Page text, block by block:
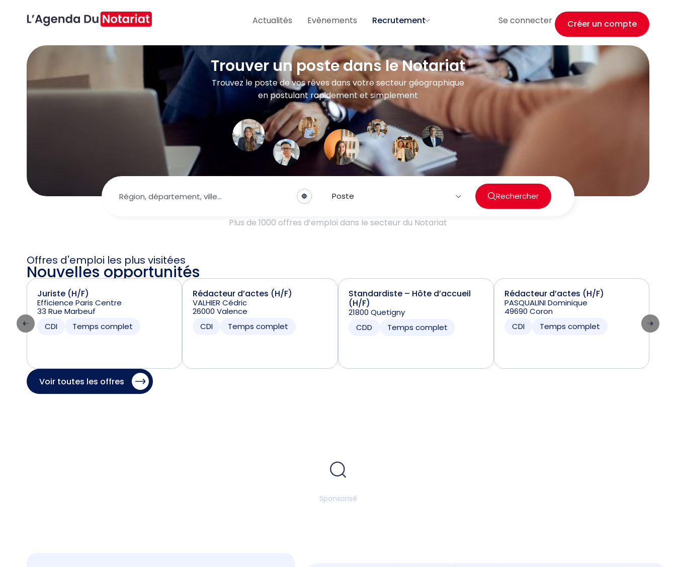
Actualités Evènements Recrutement Se connecter Créer un compte
Trouver un poste dans le Notariat
Trouvez le poste de vos rêves dans votre secteur géographique
en postulant rapidement et simplement
Poste Rechercher
Plus de 1000 offres d’emploi dans le secteur du Notariat
Offres d'emploi les plus visitées
Nouvelles opportunités
Juriste (H/F)
Efficience Paris Centre
33 Rue Marbeuf
CDI
Temps complet
Rédacteur d’actes (H/F)
VALHIER Cédric
26000 Valence
CDI
Temps complet
Standardiste – Hôte d’accueil
(H/F)
21800 Quetigny
CDD
Temps complet
Rédacteur d’actes (H/F)
PASQUALINI Dominique
49690 Coron
CDI
Temps complet
Voir toutes les offres
Sponsorisé